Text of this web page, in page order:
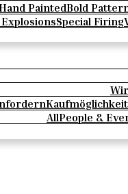
PaintedBold
Special Firing
AllPeople &